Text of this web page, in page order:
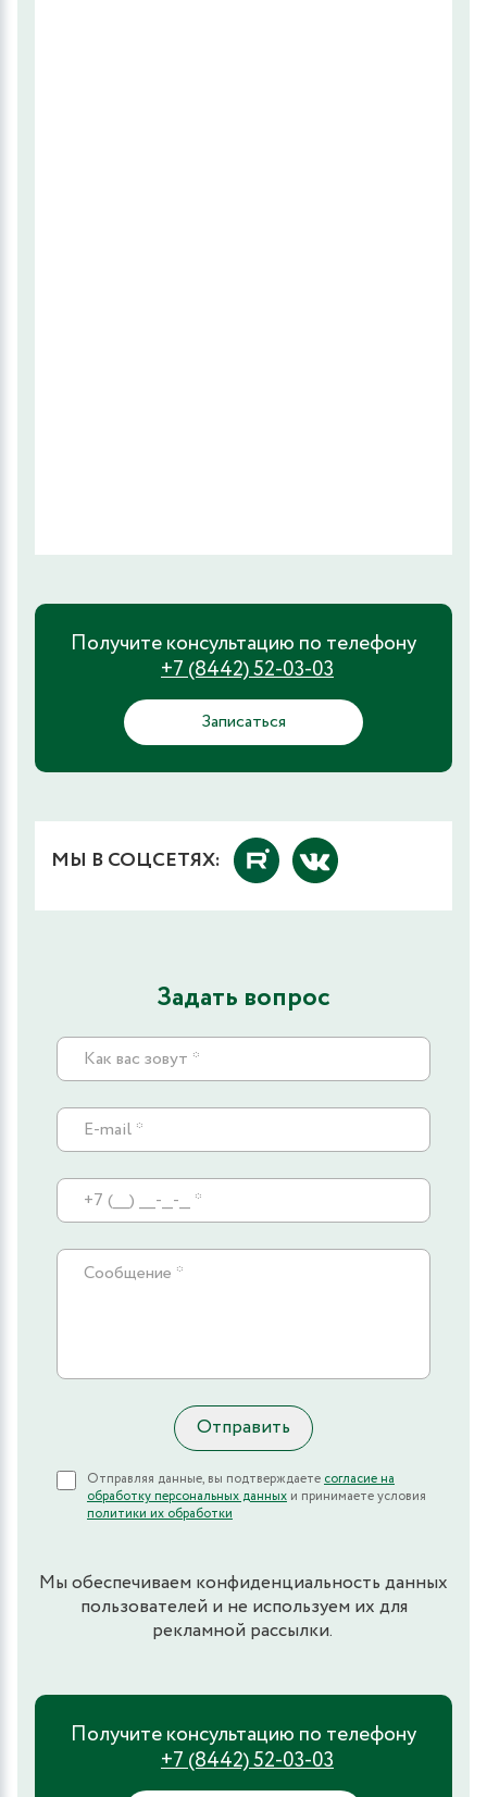
Получите консультацию по телефону
+7 (8442) 52-03-03
Записаться
МЫ В СОЦСЕТЯХ:
Задать вопрос
Отправляя данные, вы подтверждаете согласие на
обработку персональных данных и принимаете условия
политики их обработки
Мы обеспечиваем конфиденциальность данных
пользователей и не используем их для
рекламной рассылки.
Получите консультацию по телефону
+7 (8442) 52-03-03